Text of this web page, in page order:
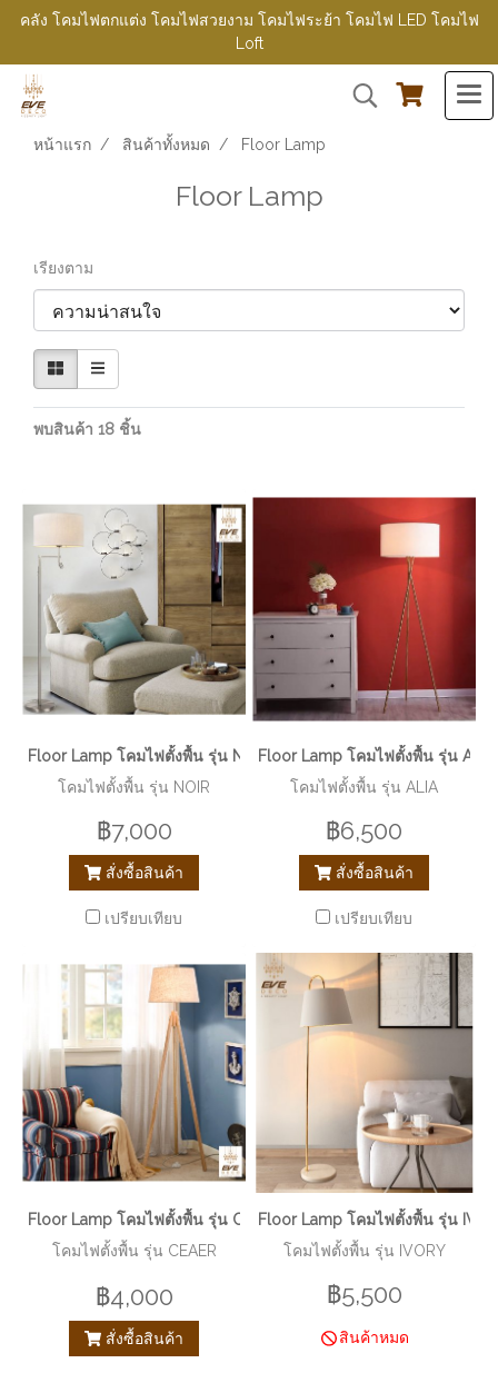
คลัง โคมไฟตกแต่ง โคมไฟสวยงาม โคมไฟระย้า โคมไฟ LED โคมไฟ
Loft
หน้าแรก สินค้าทั้งหมด Floor Lamp
Floor Lamp
เรียงตาม
พบสินค้า 18 ชิ้น
Floor Lamp โคมไฟตั้งพื้น รุ่น NOIR EVE-00244
โคมไฟตั้งพื้น รุ่น NOIR
฿7,000
สั่งซื้อสินค้า
เปรียบเทียบ
Floor Lamp โคมไฟตั้งพื้น รุ่น ALIA
โคมไฟตั้งพื้น รุ่น ALIA
฿6,500
สั่งซื้อสินค้า
เปรียบเทียบ
Floor Lamp โคมไฟตั้งพื้น รุ่น CEAER EVE-00245
โคมไฟตั้งพื้น รุ่น CEAER
฿4,000
สั่งซื้อสินค้า
Floor Lamp โคมไฟตั้งพื้น รุ่น
โคมไฟตั้งพื้น รุ่น IVORY
฿5,500
สินค้าหมด